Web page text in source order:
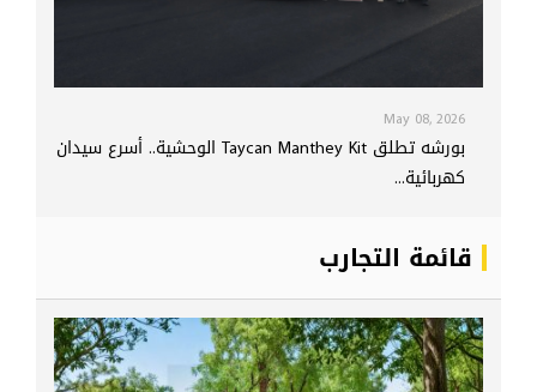
May 08, 2026
بورشه تطلق Taycan Manthey Kit الوحشية.. أسرع سيدان
كهربائية...
قائمة التجارب